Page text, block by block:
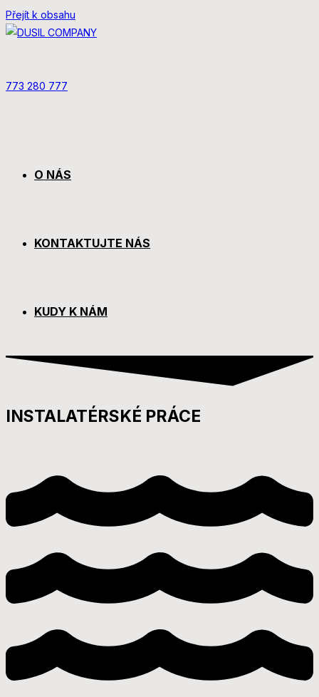
Přejít k obsahu
773 280 777
O NÁS
KONTAKTUJTE NÁS
KUDY K NÁM
INSTALATÉRSKÉ PRÁCE